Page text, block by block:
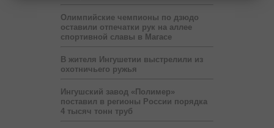
Олимпийские чемпионы по дзюдо
оставили отпечатки рук на аллее
спортивной славы в Магасе
В жителя Ингушетии выстрелили из
охотничьего ружья
Ингушский завод «Полимер»
поставил в регионы России порядка
4 тысяч тонн труб